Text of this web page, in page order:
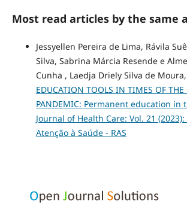
Most read articles by the same
Jessyellen Pereira de Lima, Rávila
Silva, Sabrina Márcia Resende e
Cunha , Laedja Driely Silva de Moura,
EDUCATION TOOLS IN TIMES OF
PANDEMIC: Permanent education in
Journal of Health Care: Vol. 21
Atenção à Saúde - RAS